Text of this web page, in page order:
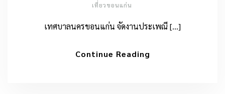
เที่ยวขอนแก่น
เทศบาลนครขอนแก่น จัดงานประเพณี […]
Continue Reading